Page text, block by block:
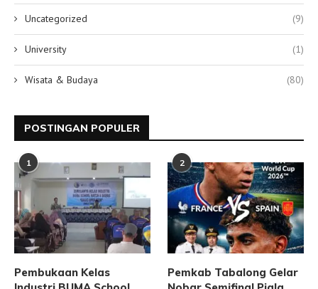
Uncategorized (9)
University (1)
Wisata & Budaya (80)
POSTINGAN POPULER
1
Pembukaan Kelas
2
Pemkab Tabalong Gelar